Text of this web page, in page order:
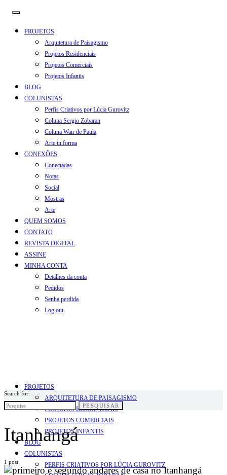
PROJETOS
Arquitetura de Paisagismo
Projetos Residenciais
Projetos Comerciais
Projetos Infantis
BLOG
COLUNISTAS
Perfis Criativos por Lúcia Gurovitz
Coluna Sergio Zobaran
Coluna Wair de Paula
Arte.in.forma
CONEXÕES
Conectadas
Notas
Social
Mostras
Arte
QUEM SOMOS
CONTATO
REVISTA DIGITAL
ASSINE
MINHA CONTA
Detalhes da conta
Pedidos
Senha perdida
Log out
PROJETOS
ARQUITETURA DE PAISAGISMO
PROJETOS RESIDENCIAIS
PROJETOS COMERCIAIS
PROJETOS INFANTIS
BLOG
COLUNISTAS
PERFIS CRIATIVOS POR LÚCIA GUROVITZ
Search for:
PESQUISAR
Itanhangá
1 post